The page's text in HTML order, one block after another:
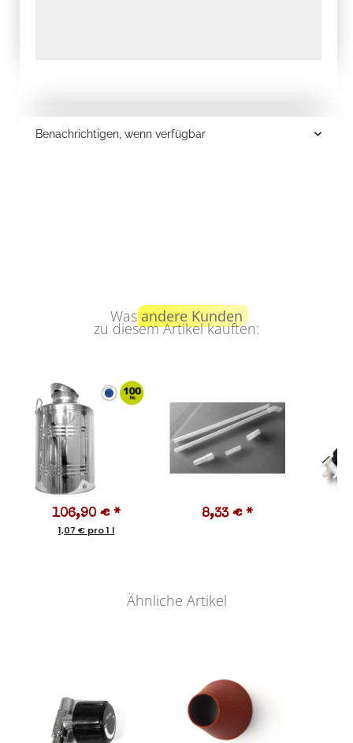
Benachrichtigen, wenn verfügbar
Wasandere Kunden
zu diesem Artikel kauften:
106,90 € *
1,07 € pro 1 l
8,33 € *
Ähnliche Artikel